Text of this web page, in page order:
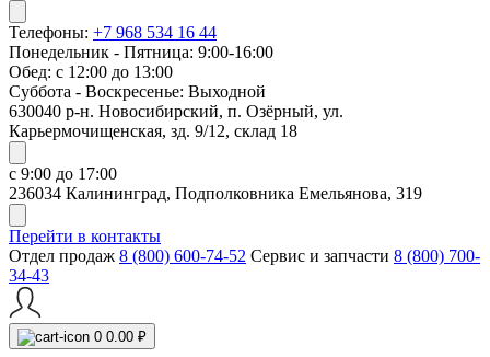
Телефоны: +7 968 534 16 44
Понедельник - Пятница: 9:00-16:00
Обед: с 12:00 до 13:00
Суббота - Воскресенье: Выходной
630040 р-н. Новосибирский, п. Озёрный, ул.
Карьермочищенская, зд. 9/12, склад 18
с 9:00 до 17:00
236034 Калининград, Подполковника Емельянова, 319
Перейти в контакты
Отдел продаж 8 (800) 600-74-52 Сервис и запчасти 8 (800) 700-
34-43
0 0.00 ₽